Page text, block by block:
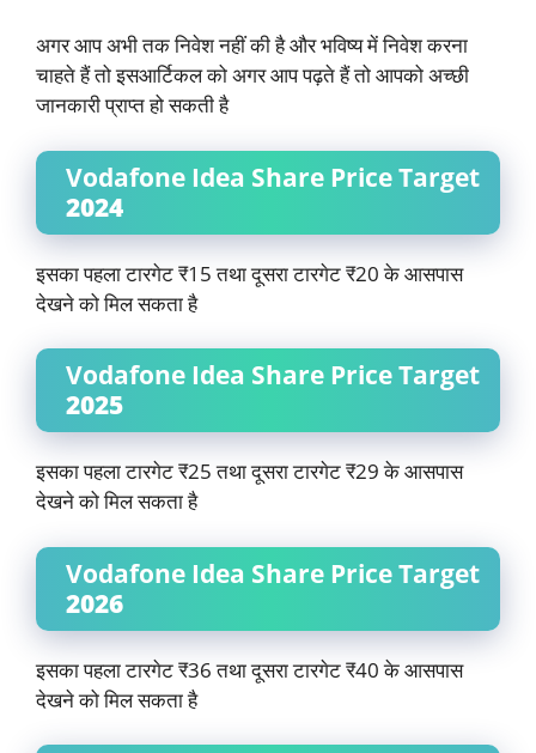
अगर आप अभी तक निवेश नहीं की है और भविष्य में निवेश करना
चाहते हैं तो इसआर्टिकल को अगर आप पढ़ते हैं तो आपको अच्छी
जानकारी प्राप्त हो सकती है
Vodafone Idea Share Price Target
2024
इसका पहला टारगेट ₹15 तथा दूसरा टारगेट ₹20 के आसपास
देखने को मिल सकता है
Vodafone Idea Share Price Target
2025
इसका पहला टारगेट ₹25 तथा दूसरा टारगेट ₹29 के आसपास
देखने को मिल सकता है
Vodafone Idea Share Price Target
2026
इसका पहला टारगेट ₹36 तथा दूसरा टारगेट ₹40 के आसपास
देखने को मिल सकता है